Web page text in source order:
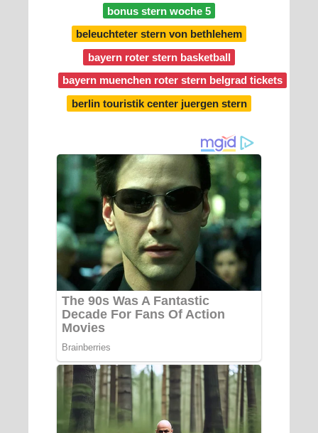
bonus stern woche 5
beleuchteter stern von bethlehem
bayern roter stern basketball
bayern muenchen roter stern belgrad tickets
berlin touristik center juergen stern